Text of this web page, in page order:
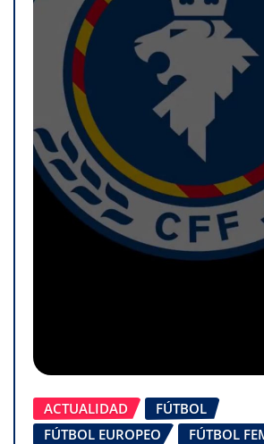
ACTUALIDAD
FÚTBOL
FÚTBOL EUROPEO
FÚTBOL